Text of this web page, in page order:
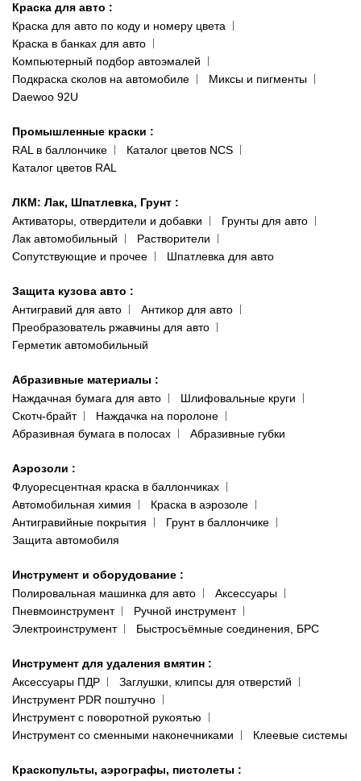
093 611-39-23
(ориентир: Интайм №40)
Одесса
пр-т Акад. Глушко, 29
066 554-97-70
Доставка и оплата
Сотрудничество
Наши публикации
Публичная оферта
Политика конфиденциальности
Краска для авто :
Краска для авто по коду и номеру цвета
Краска в банках для авто
Компьютерный подбор автоэмалей
Подкраска сколов на автомобиле
Миксы и пигменты
Daewoo 92U
Промышленные краски :
RAL в баллончике
Каталог цветов NCS
Каталог цветов RAL
ЛКМ: Лак, Шпатлевка, Грунт :
Активаторы, отвердители и добавки
Грунты для авто
Лак автомобильный
Растворители
Сопутствующие и прочее
Шпатлевка для авто
Защита кузова авто :
Антигравий для авто
Антикор для авто
Преобразователь ржавчины для авто
Герметик автомобильный
Абразивные материалы :
Наждачная бумага для авто
Шлифовальные круги
Скотч-брайт
Наждачка на поролоне
Абразивная бумага в полосах
Абразивные губки
Аэрозоли :
Флуоресцентная краска в баллончиках
Автомобильная химия
Краска в аэрозоле
Антигравийные покрытия
Грунт в баллончике
Защита автомобиля
Инструмент и оборудование :
Полировальная машинка для авто
Аксессуары
Пневмоинструмент
Ручной инструмент
Электроинструмент
Быстросъёмные соединения, БРС
Инструмент для удаления вмятин :
Аксессуары ПДР
Заглушки, клипсы для отверстий
Инструмент PDR поштучно
Инструмент с поворотной рукоятью
Инструмент со сменными наконечниками
Клеевые системы
Краскопульты, аэрографы, пистолеты :